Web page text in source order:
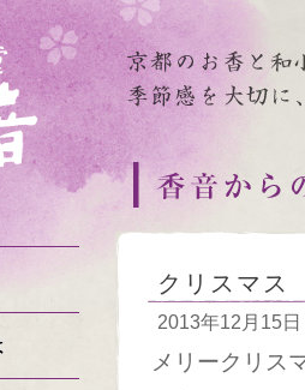
クリスマス
2013年12月15日
メリークリス